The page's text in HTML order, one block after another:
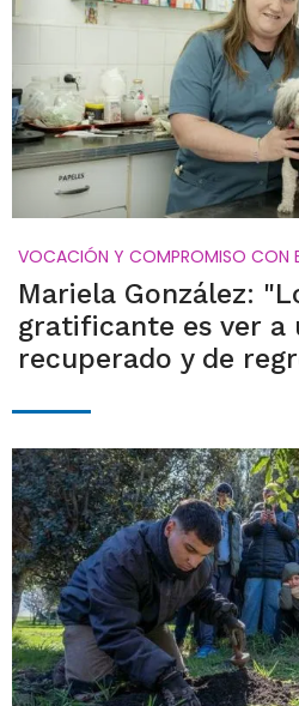
VOCACIÓN Y COMPROMISO CON
Mariela González:
gratificante es ver a
recuperado y de